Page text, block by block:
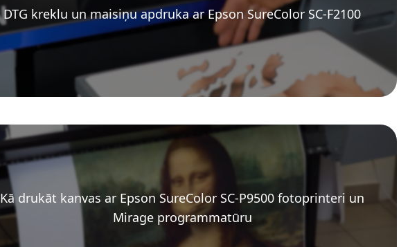
DTG kreklu un maisiņu apdruka ar Epson SureColor SC-F2100
Kā drukāt kanvas ar Epson SureColor SC-P9500 fotoprinteri un
Mirage programmatūru